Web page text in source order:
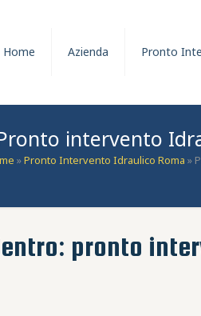
Home Azienda Pronto
intervento
»Pronto Intervento Idraulico Roma »
pronto